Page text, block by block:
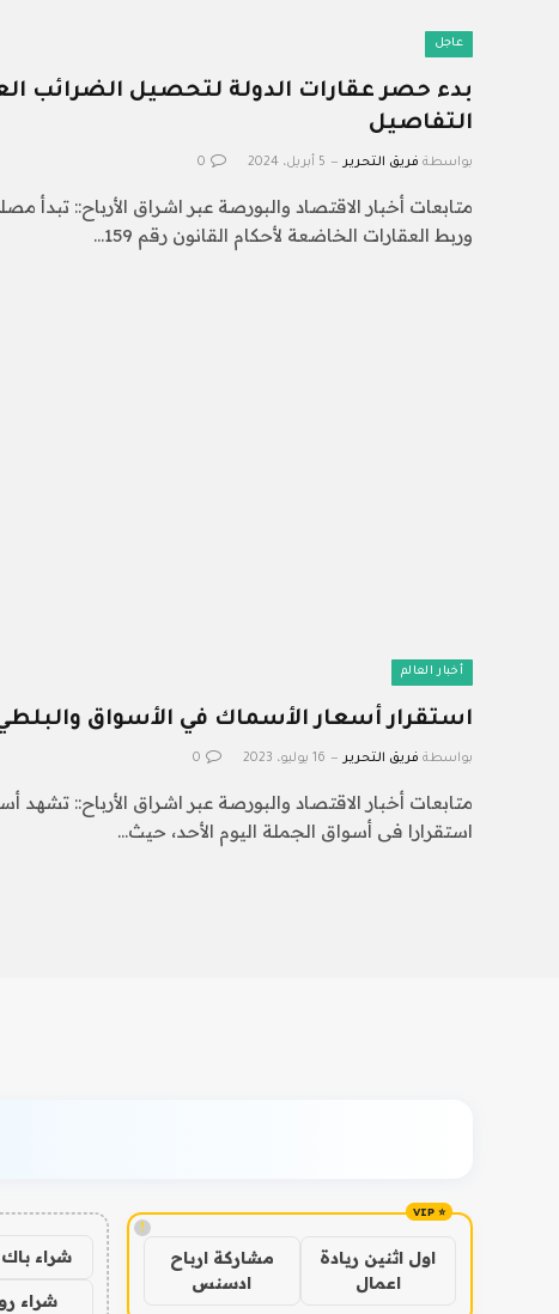
عاجل
بدء حصر عقارات الدولة لتحصيل الضرائب
التفاصيل
بواسطة فريق التحرير 5 أبريل، 2024 0
متابعات أخبار الاقتصاد والبورصة عبر اشراق الأرباح:: تبدأ
وربط العقارات الخاضعة لأحكام القانون رقم 159…
أخبار العالم
استقرار أسعار الأسماك في الأسواق والبلطي بـ70
بواسطة فريق التحرير 16 يوليو، 2023 0
متابعات أخبار الاقتصاد والبورصة عبر اشراق الأرباح::
استقرارا فى أسواق الجملة اليوم الأحد، حيث…
!
اول اثنين ريادة
اعمال
مشاركة ارباح
ادسنس
شراء
شراء